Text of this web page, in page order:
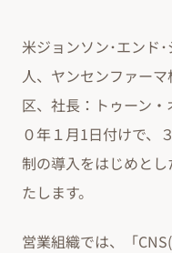
米ジョンソン･エンド
人、ヤンセンファー
区、社長：トゥーン
０年１月1日付けで、
制の導入をはじめと
たします。
営業組織では、「